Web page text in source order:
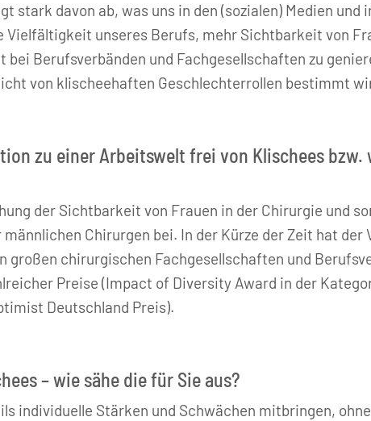
stark davon ab, was uns in den (sozialen) Medien
unseres Berufs, mehr Sichtbarkeit von
Berufsverbänden und Fachgesellschaften zu
von klischeehaften Geschlechterrollen bestimmt
zu einer Arbeitswelt frei von Klischees bzw.
der Sichtbarkeit von Frauen in der Chirurgie und
Chirurgen bei. In der Kürze der Zeit hat der
chirurgischen Fachgesellschaften und
Preise (Impact of Diversity Award in der
Deutschland Preis).
– wie sähe die für Sie aus?
individuelle Stärken und Schwächen mitbringen,